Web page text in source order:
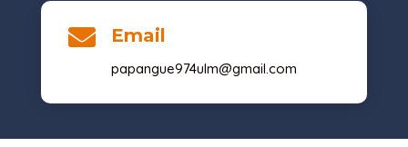
 Email
papangue974ulm@gmail.com